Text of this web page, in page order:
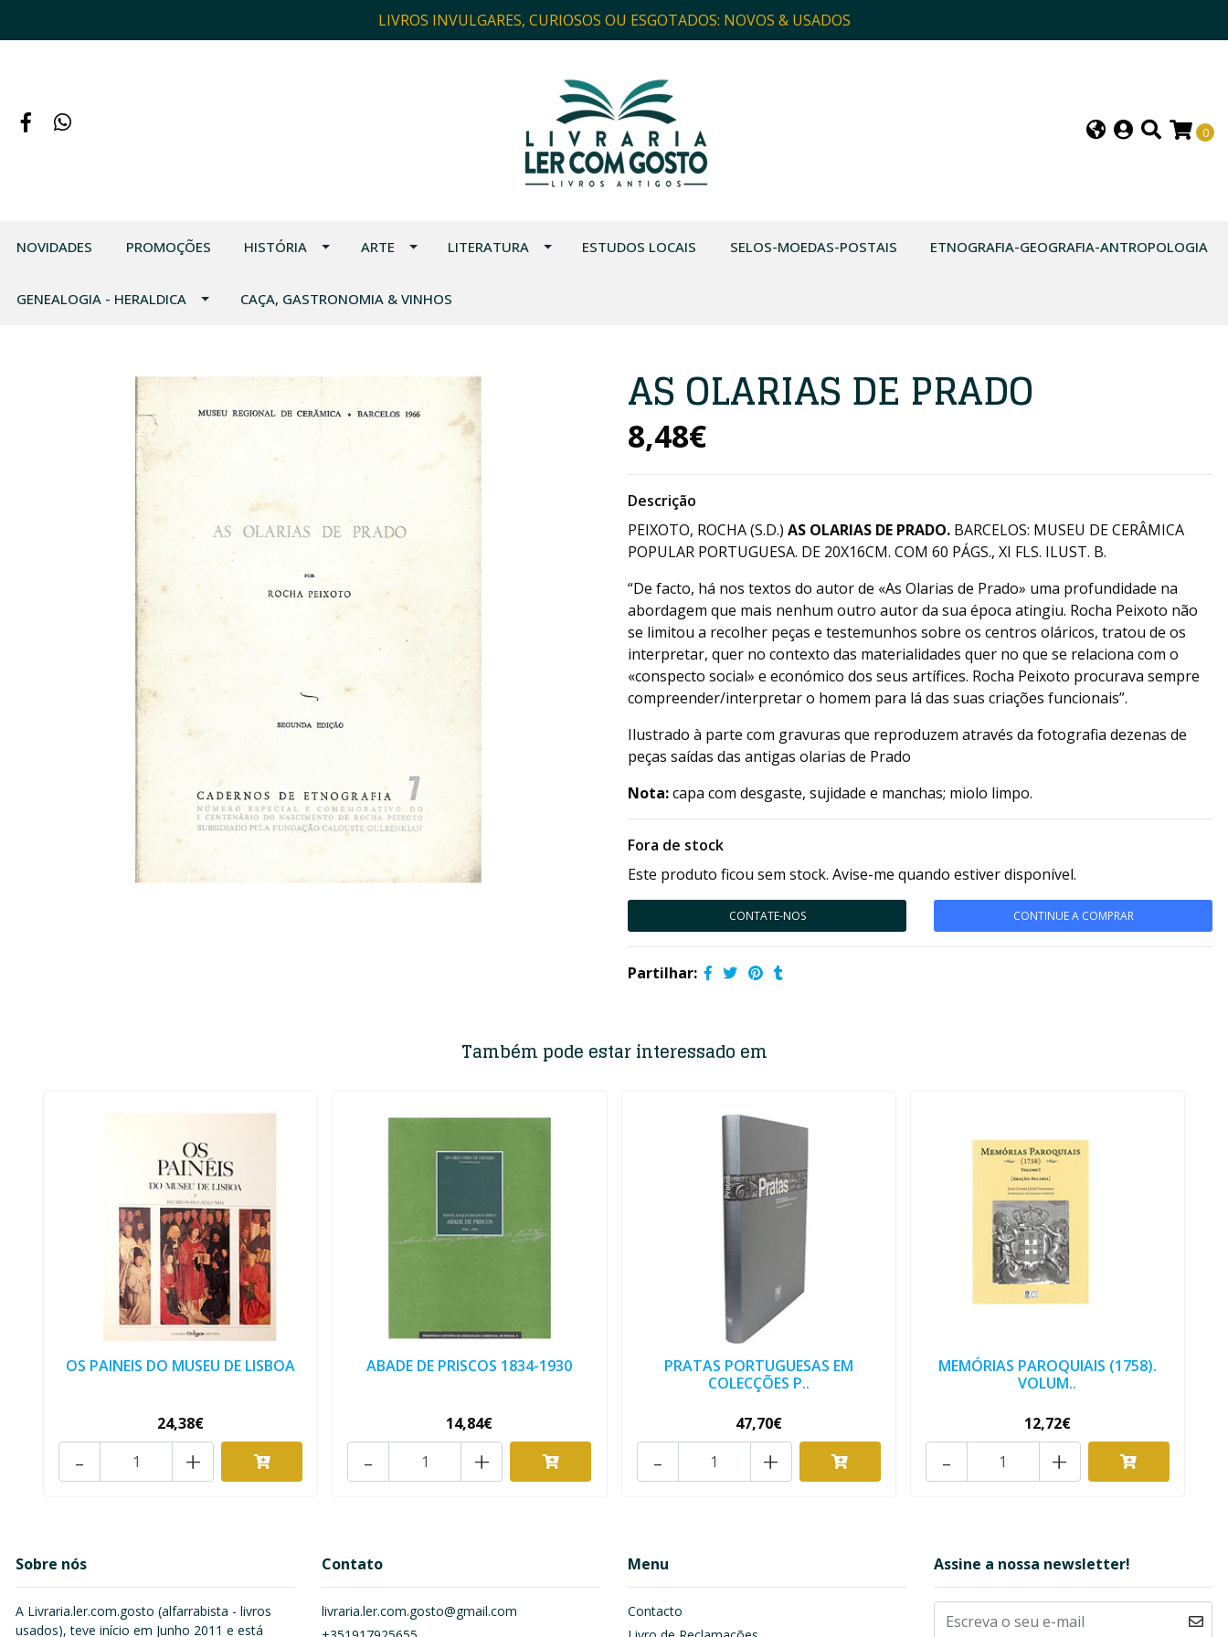
LIVROS INVULGARES, CURIOSOS OU ESGOTADOS: NOVOS & USADOS
0
NOVIDADES PROMOÇÕES HISTÓRIA ARTE LITERATURA ESTUDOS LOCAIS SELOS-MOEDAS-POSTAIS ETNOGRAFIA-GEOGRAFIA-ANTROPOLOGIA
GENEALOGIA - HERALDICA CAÇA, GASTRONOMIA & VINHOS
AS OLARIAS DE PRADO
8,48€
Descrição
PEIXOTO, ROCHA (S.D.) AS OLARIAS DE PRADO. BARCELOS: MUSEU DE CERÂMICA
POPULAR PORTUGUESA. DE 20X16CM. COM 60 PÁGS., XI FLS. ILUST. B.
“De facto, há nos textos do autor de «As Olarias de Prado» uma profundidade na
abordagem que mais nenhum outro autor da sua época atingiu. Rocha Peixoto não
se limitou a recolher peças e testemunhos sobre os centros oláricos, tratou de os
interpretar, quer no contexto das materialidades quer no que se relaciona com o
«conspecto social» e económico dos seus artífices. Rocha Peixoto procurava sempre
compreender/interpretar o homem para lá das suas criações funcionais”.
Ilustrado à parte com gravuras que reproduzem através da fotografia dezenas de
peças saídas das antigas olarias de Prado
Nota:capa com desgaste, sujidade e manchas; miolo limpo.
Fora de stock
Este produto ficou sem stock. Avise-me quando estiver disponível.
CONTATE-NOS CONTINUE A COMPRAR
Partilhar:
Também pode estar interessado em
OS PAINEIS DO MUSEU DE LISBOA
24,38€
+
-
ABADE DE PRISCOS 1834-1930
14,84€
+
-
PRATAS PORTUGUESAS EM
COLECÇÕES P..
47,70€
+
-
MEMÓRIAS PAROQUIAIS (1758).
VOLUM..
12,72€
+
-
Sobre nós
A Livraria.ler.com.gosto (alfarrabista - livros
usados), teve início em Junho 2011 e está
Contato
livraria.ler.com.gosto@gmail.com
Menu
Contacto
Assine a nossa newsletter!